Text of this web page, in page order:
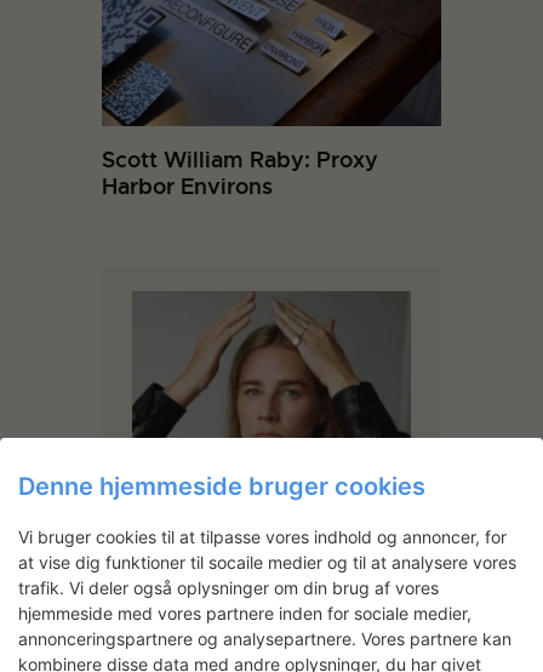
Scott William Raby: Proxy
Harbor Environs
Denne hjemmeside bruger cookies
Vi bruger cookies til at tilpasse vores indhold og annoncer, for
at vise dig funktioner til socaile medier og til at analysere vores
trafik. Vi deler også oplysninger om din brug af vores
hjemmeside med vores partnere inden for sociale medier,
annonceringspartnere og analysepartnere. Vores partnere kan
kombinere disse data med andre oplysninger, du har givet